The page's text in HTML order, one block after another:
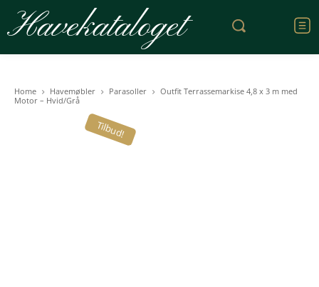
Havekataloget
Home Havemøbler Parasoller
Outfit Terrassemarkise 4,8 x 3 m med
Motor – Hvid/Grå
Tilbud!